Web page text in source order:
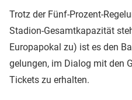
Trotz der Fünf-Prozent-
Stadion-Gesamtkapazität
Europapokal zu) ist es den
gelungen, im Dialog mit den
Tickets zu erhalten.